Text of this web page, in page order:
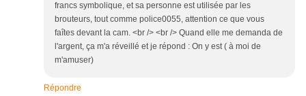
francs symbolique, et sa personne est utilisée par les
brouteurs, tout comme police0055, attention ce que vous
faîtes devant la cam. <br /> <br /> Quand elle me demanda de
l'argent, ça m'a réveillé et je répond : On y est ( à moi de
m'amuser)
Répondre